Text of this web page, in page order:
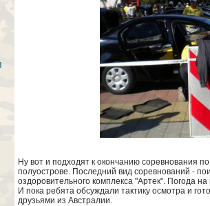
Ну вот и подходят к окончанию соревнования
полуострове. Последний вид соревнований -
оздоровительного комплекса "Артек". Погода
И пока ребята обсуждали тактику осмотра и
друзьями из Австралии.